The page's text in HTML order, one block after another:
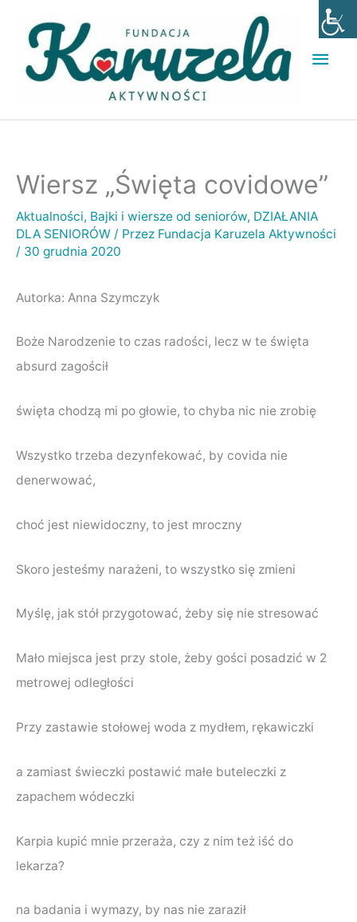
treści
Wiersz „Święta covidowe”
Aktualności, Bajki i wiersze od seniorów, DZIAŁANIA
DLA SENIORÓW / Przez Fundacja Karuzela Aktywności
/ 30 grudnia 2020
Autorka: Anna Szymczyk
Boże Narodzenie to czas radości, lecz w te święta
absurd zagościł
święta chodzą mi po głowie, to chyba nic nie zrobię
Wszystko trzeba dezynfekować, by covida nie
denerwować,
choć jest niewidoczny, to jest mroczny
Skoro jesteśmy narażeni, to wszystko się zmieni
Myślę, jak stół przygotować, żeby się nie stresować
Mało miejsca jest przy stole, żeby gości posadzić w 2
metrowej odległości
Przy zastawie stołowej woda z mydłem, rękawiczki
a zamiast świeczki postawić małe buteleczki z
zapachem wódeczki
Karpia kupić mnie przeraża, czy z nim też iść do
lekarza?
na badania i wymazy, by nas nie zaraził